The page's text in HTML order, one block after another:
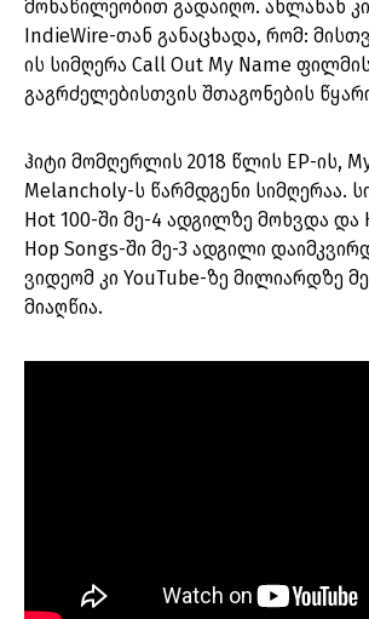
მონაწილეობით გადაიღო. ახლახან
IndieWire-თან განაცხადა, რომ:
ის სიმღერა Call Out My Name ფილმის
გაგრძელებისთვის შთაგონების
ჰიტი მომღერლის 2018 წლის EP-ის,
Melancholy-ს წარმდგენი სიმღერაა.
Hot 100-ში მე-4 ადგილზე მოხვდა და
Hop Songs-ში მე-3 ადგილი
ვიდეომ კი YouTube-ზე მილიარდზე
მიაღწია.